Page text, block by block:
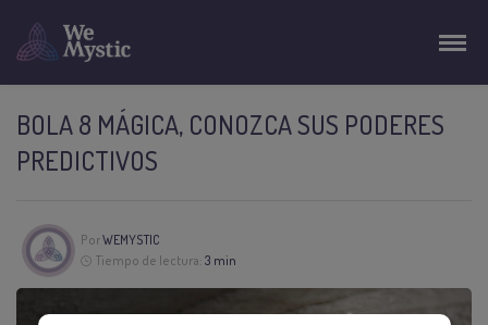
BOLA 8 MÁGICA, CONOZCA SUS PODERES
PREDICTIVOS
PorWEMYSTIC
Tiempo de lectura: 3 min